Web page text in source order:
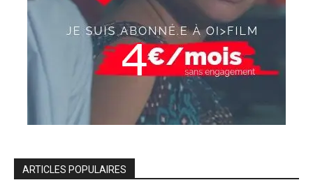
ARTICLES POPULAIRES